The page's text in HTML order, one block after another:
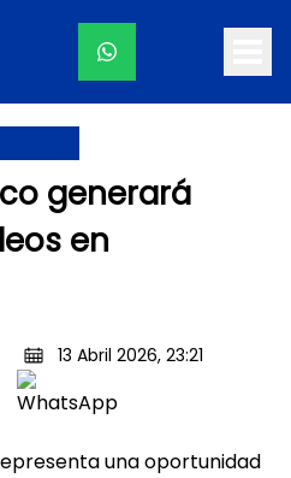
generará
en
13 Abril 2026, 23:21
una oportunidad